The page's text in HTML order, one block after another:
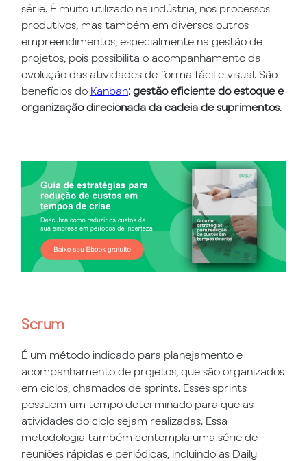
série. É muito utilizado na indústria, nos processos
produtivos, mas também em diversos outros
empreendimentos, especialmente na gestão de
projetos, pois possibilita o acompanhamento da
evolução das atividades de forma fácil e visual. São
benefícios do Kanban: gestão eficiente do estoque e
organização direcionada da cadeia de suprimentos.
Scrum
É um método indicado para planejamento e
acompanhamento de projetos, que são organizados
em ciclos, chamados de sprints. Esses sprints
possuem um tempo determinado para que as
atividades do ciclo sejam realizadas. Essa
metodologia também contempla uma série de
reuniões rápidas e periódicas, incluindo as Daily